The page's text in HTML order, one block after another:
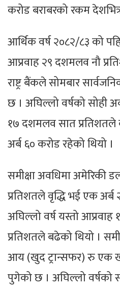
करोड बराबरको रकम
आर्थिक वर्ष २०८२/८३ को
आप्रवाह २९ दशमलव नौ
राष्ट्र बैंकले सोमबार
छ । अघिल्लो वर्षको सोही
१७ दशमलव सात प्रतिशतले
अर्ब ६० करोड रहेको थियो ।
समीक्षा अवधिमा अमेरिकी
प्रतिशतले वृद्धि भई एक
अघिल्लो वर्ष यस्तो
प्रतिशतले बढेको थियो ।
आय (खुद ट्रान्सफर) रु एक
पुगेको छ । अघिल्लो वर्षको